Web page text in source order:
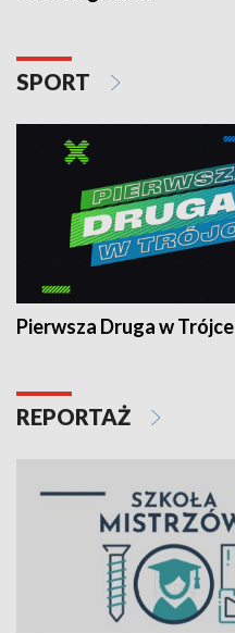
SPORT
Pierwsza Druga w Trójce
REPORTAŻ